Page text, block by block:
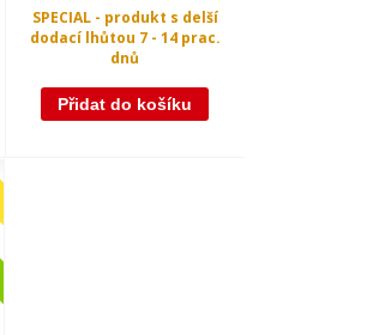
SPECIAL - produkt s delší
dodací lhůtou 7 - 14 prac.
dnů
Přidat do košíku